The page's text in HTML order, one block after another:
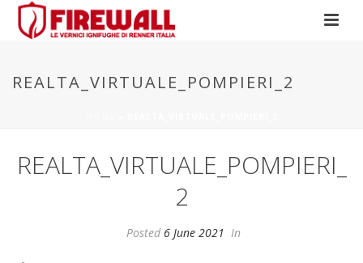
REALTA_VIRTUALE_POMPIERI_2
REALTA_VIRTUALE_POMPIERI_
2
Posted 6 June 2021 In